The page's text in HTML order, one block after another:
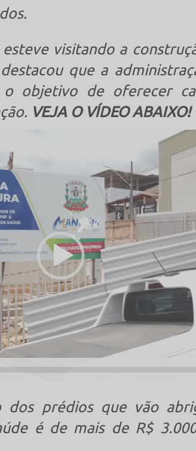
visitando a
que a
objetivo de oferecer
VEJA O VÍDEO ABAIXO!
dos prédios que vão
é de mais de R$